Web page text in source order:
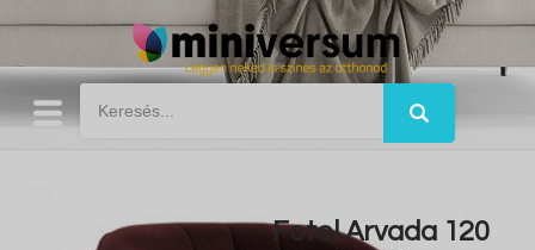
Fotel Arvada 120